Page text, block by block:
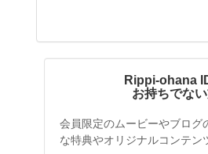
Rippi-ohana
お持ちでな
会員限定のムービーやブログ
な特典やオリジナルコンテン